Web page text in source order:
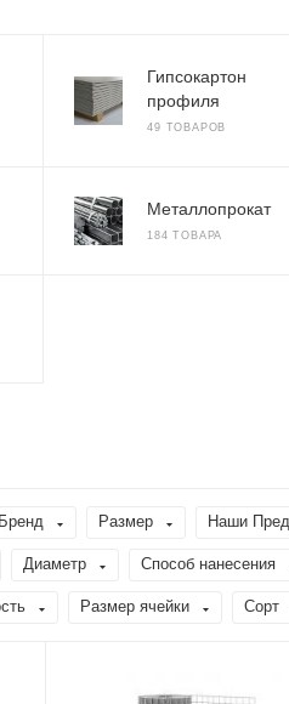
Гипсокартон
профиля
49 ТОВАРОВ
Металлопрокат
184 ТОВАРА
Бренд Размер Наши
Диаметр Способ нанесения
Размер ячейки Сорт